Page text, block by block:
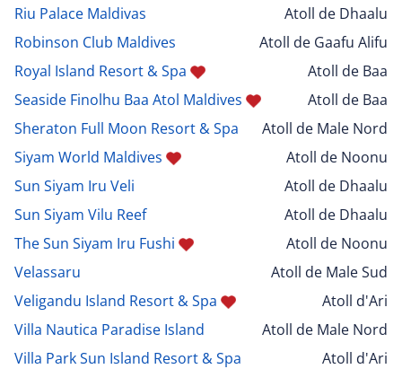
Riu Palace Maldivas
Atoll de Dhaalu
Robinson Club Maldives
Atoll de Gaafu Alifu
Royal Island Resort & Spa
Atoll de Baa
Seaside Finolhu Baa Atol Maldives
Atoll de Baa
Sheraton Full Moon Resort & Spa
Atoll de Male Nord
Siyam World Maldives
Atoll de Noonu
Sun Siyam Iru Veli
Atoll de Dhaalu
Sun Siyam Vilu Reef
Atoll de Dhaalu
The Sun Siyam Iru Fushi
Atoll de Noonu
Velassaru
Atoll de Male Sud
Veligandu Island Resort & Spa
Atoll d'Ari
Villa Nautica Paradise Island
Atoll de Male Nord
Villa Park Sun Island Resort & Spa
Atoll d'Ari